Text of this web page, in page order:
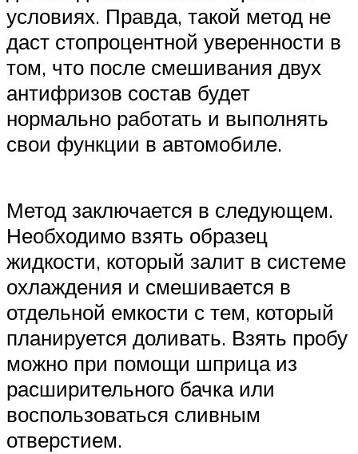
условиях. Правда, такой метод не
даст стопроцентной уверенности в
том, что после смешивания двух
антифризов состав будет
нормально работать и выполнять
свои функции в автомобиле.
Метод заключается в следующем.
Необходимо взять образец
жидкости, который залит в системе
охлаждения и смешивается в
отдельной емкости с тем, который
планируется доливать. Взять пробу
можно при помощи шприца из
расширительного бачка или
воспользоваться сливным
отверстием.